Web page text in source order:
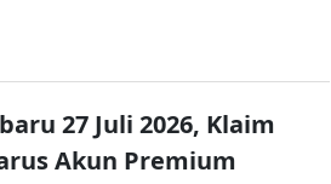
27 Juli 2026, Klaim
Akun Premium